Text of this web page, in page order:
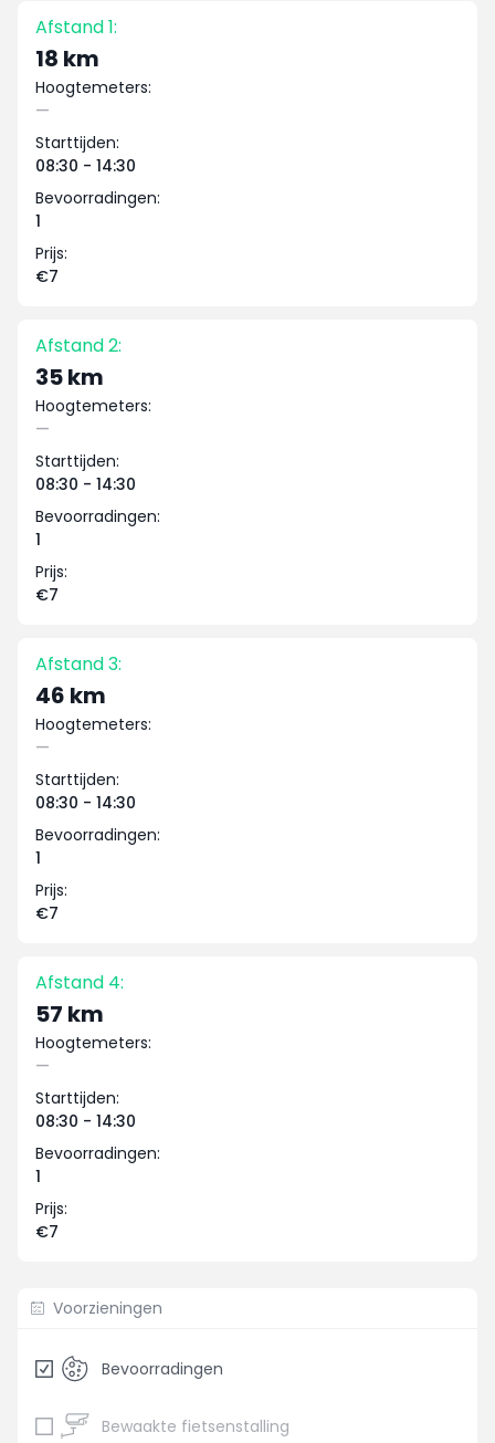
Afstand 1:
18 km
Hoogtemeters:
—
Starttijden:
08:30 - 14:30
Bevoorradingen:
1
Prijs:
€7
Afstand 2:
35 km
Hoogtemeters:
—
Starttijden:
08:30 - 14:30
Bevoorradingen:
1
Prijs:
€7
Afstand 3:
46 km
Hoogtemeters:
—
Starttijden:
08:30 - 14:30
Bevoorradingen:
1
Prijs:
€7
Afstand 4:
57 km
Hoogtemeters:
—
Starttijden:
08:30 - 14:30
Bevoorradingen:
1
Prijs:
€7
Voorzieningen
Bevoorradingen
Bewaakte fietsenstalling